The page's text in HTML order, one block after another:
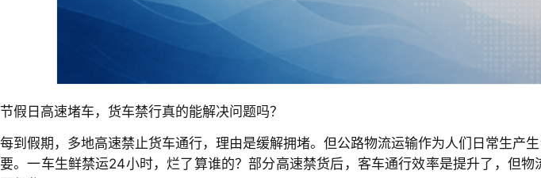
节假日高速堵车，货车禁行真的能解决问题吗？
每到假期，多地高速禁止货车通行，理由是缓解拥堵。但公路物流运输作为人们日常生
要。一车生鲜禁运24小时，烂了算谁的？部分高速禁货后，客车通行效率是提升了，但